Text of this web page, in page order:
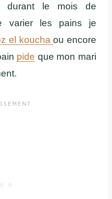
durant le mois de
varier les pains je
el kouchaou encore
pide que mon mari